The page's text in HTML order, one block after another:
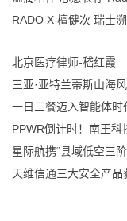
RADO X 檀健次 瑞士
北京医疗律师-嵇红霞
三亚·亚特兰蒂斯山海
一日三餐迈入智能体时
PPWR倒计时！南王科
星际航携“县域低空三
天维信通三大安全产